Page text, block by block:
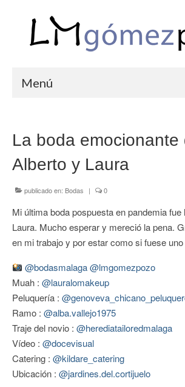
Menú
BODAS
COMUNIONES
CORPORATIVAS
SEMANA SANTA
BLOG
SOBRE LM
CONTACTO
La boda emocionante
Alberto y Laura
publicado en: Bodas | 0
Mi última boda pospuesta en pandemia fue
Laura. Mucho esperar y mereció la pena.
en mi trabajo y por estar como si fuese
@bodasmalaga@lmgomezpozo
Muah : @lauralomakeup
Peluquería :
Ramo : @alba.vallejo1975
Traje del novio : @herediatailoredmalaga
Vídeo : @docevisual
Catering : @kildare_catering
Ubicación : @jardines.del.cortijuelo